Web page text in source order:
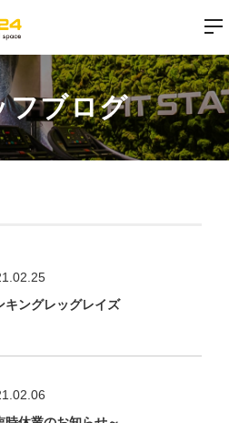
フブログ
キングレッグレイズ